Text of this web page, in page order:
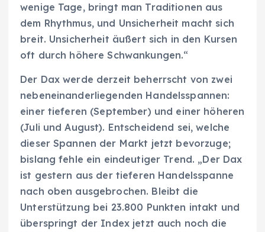
wenige Tage, bringt man Traditionen aus
dem Rhythmus, und Unsicherheit macht sich
breit. Unsicherheit äußert sich in den Kursen
oft durch höhere Schwankungen.“
Der Dax werde derzeit beherrscht von zwei
nebeneinanderliegenden Handelsspannen:
einer tieferen (September) und einer höheren
(Juli und August). Entscheidend sei, welche
dieser Spannen der Markt jetzt bevorzuge;
bislang fehle ein eindeutiger Trend. „Der Dax
ist gestern aus der tieferen Handelsspanne
nach oben ausgebrochen. Bleibt die
Unterstützung bei 23.800 Punkten intakt und
überspringt der Index jetzt auch noch die